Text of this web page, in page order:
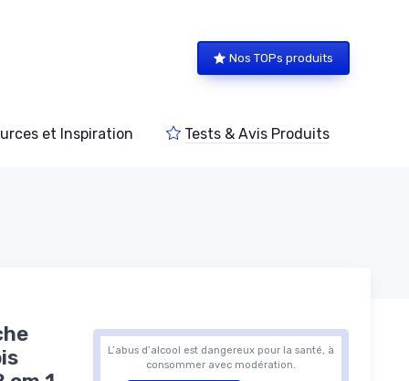
Nos TOPs produits
et Inspiration Tests & Avis Produits
L’abus d’alcool est dangereux pour la santé, à
consommer avec modération.